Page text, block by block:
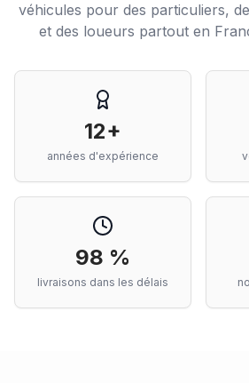
véhicules pour des particuliers,
et des loueurs partout en
12+
années d'expérience
98 %
livraisons dans les délais